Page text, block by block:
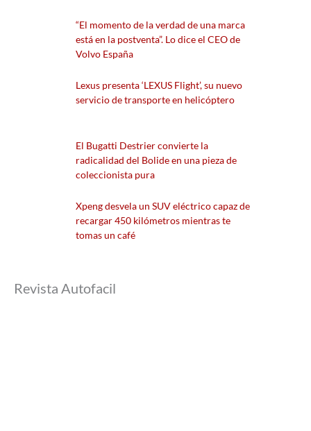
“El momento de la verdad de una marca
está en la postventa”. Lo dice el CEO de
Volvo España
Lexus presenta ‘LEXUS Flight’, su nuevo
servicio de transporte en helicóptero
El Bugatti Destrier convierte la
radicalidad del Bolide en una pieza de
coleccionista pura
Xpeng desvela un SUV eléctrico capaz de
recargar 450 kilómetros mientras te
tomas un café
Revista Autofacil